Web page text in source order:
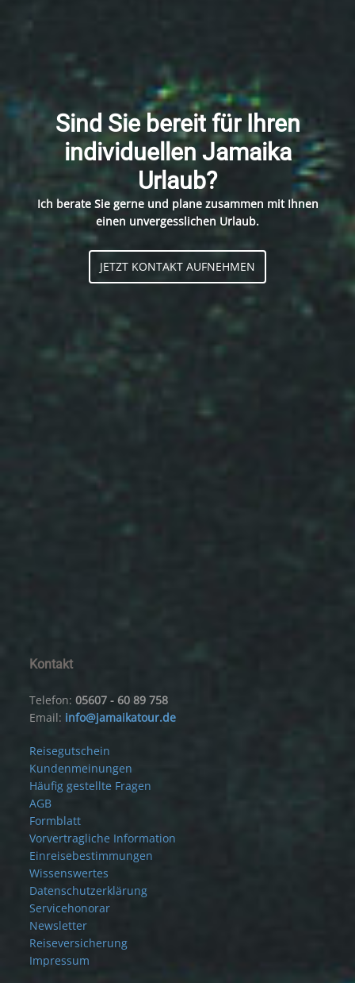
Sind Sie bereit für Ihren
individuellen Jamaika
Urlaub?
Ich berate Sie gerne und plane zusammen mit Ihnen
einen unvergesslichen Urlaub.
JETZT KONTAKT AUFNEHMEN
Kontakt
Telefon:05607 - 60 89 758
Email: info@jamaikatour.de
Reisegutschein
Kundenmeinungen
Häufig gestellte Fragen
AGB
Formblatt
Vorvertragliche Information
Einreisebestimmungen
Wissenswertes
Datenschutzerklärung
Servicehonorar
Newsletter
Reiseversicherung
Impressum